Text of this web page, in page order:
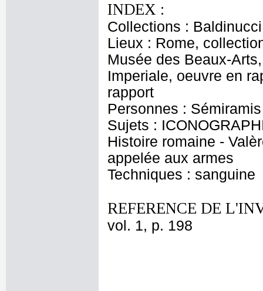
INDEX :
Collections :
Lieux : Rome,
Musée des Beaux-
Imperiale, oeuvre en
rapport
Personnes :
Sujets :
Histoire romaine -
appelée aux armes
Techniques : sanguine
REFERENCE DE
vol. 1, p. 198